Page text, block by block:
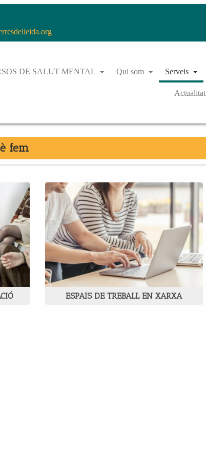
DE SALUT MENTAL Qui som Serveis
Actualitat
fem
ESPAIS DE TREBALL EN XARXA